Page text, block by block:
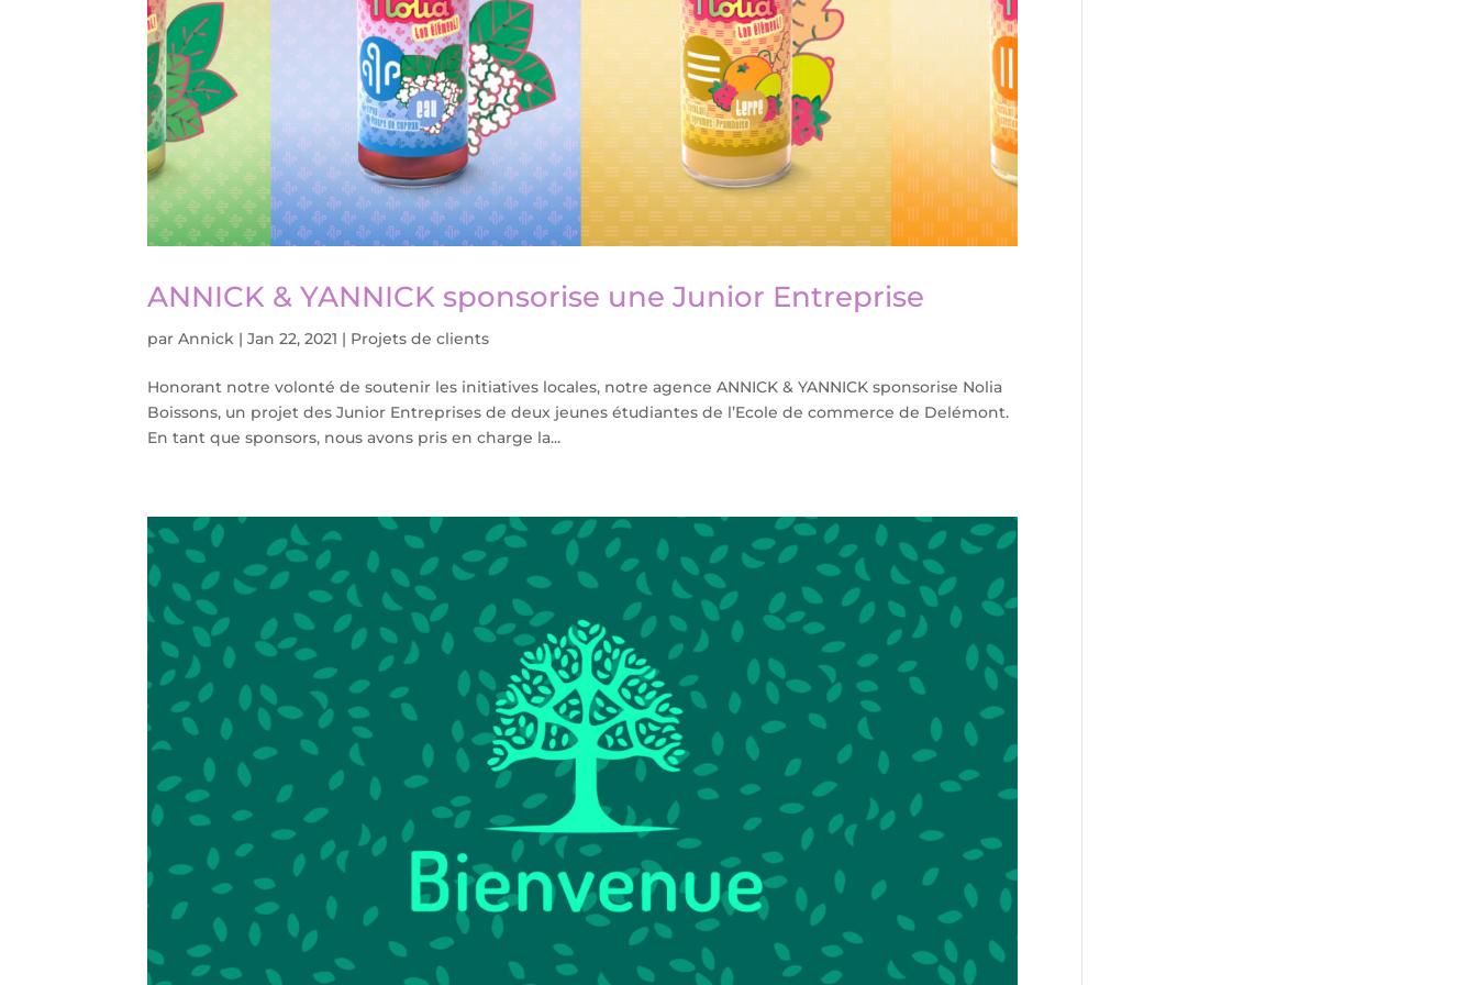
ANNICK & YANNICK sponsorise une Junior Entreprise
parAnnick |Jan 22, 2021 | Projets de clients
Honorant notre volonté de soutenir les initiatives locales, notre agence ANNICK & YANNICK sponsorise Nolia
Boissons, un projet des Junior Entreprises de deux jeunes étudiantes de l’Ecole de commerce de Delémont.
En tant que sponsors, nous avons pris en charge la...